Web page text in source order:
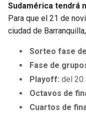
Sudamérica tendrá
Para que el 21 de
ciudad de
Sorteo fase
Fase de
Playoff:del 20
Octavos de
Cuartos de